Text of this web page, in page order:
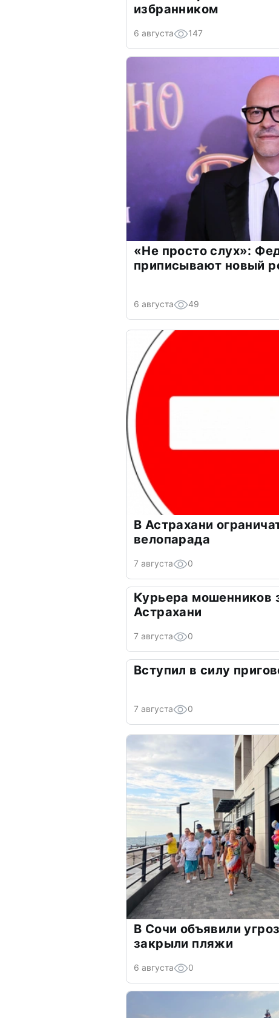
избранником
6 августа 147
«Не просто слух»:
приписывают новый
6 августа 49
В Астрахани
велопарада
7 августа 0
Курьера мошенников
Астрахани
7 августа 0
Вступил в силу
7 августа 0
В Сочи объявили
закрыли пляжи
6 августа 0